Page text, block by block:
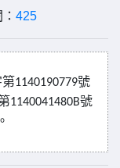
425
第1140190779號
1140041480B號